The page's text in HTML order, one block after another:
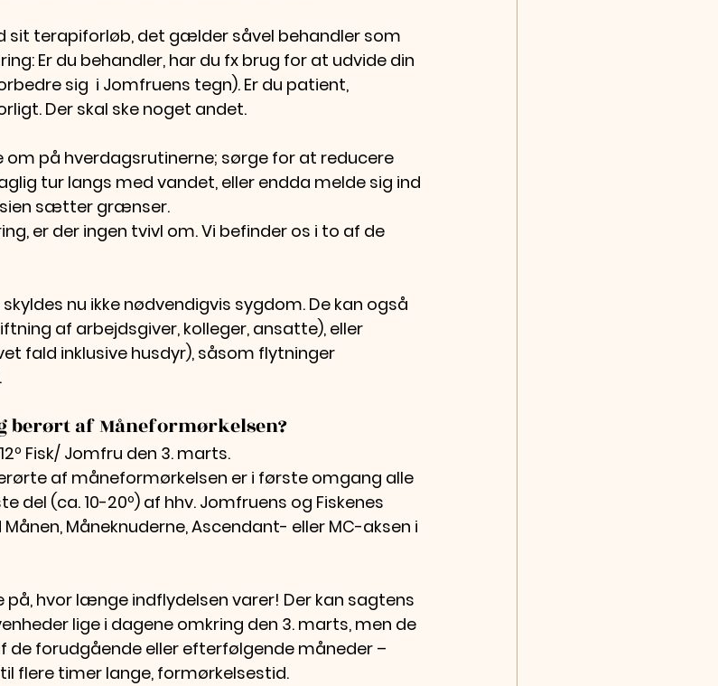
sit terapiforløb, det gælder såvel behandler som
Er du behandler, har du fx brug for at udvide din
sig  i Jomfruens tegn). Er du patient,
Der skal ske noget andet.
om på hverdagsrutinerne; sørge for at reducere
tur langs med vandet, eller endda melde sig ind
sætter grænser.
er der ingen tvivl om. Vi befinder os i to af de
nu ikke nødvendigvis sygdom. De kan også
af arbejdsgiver, kolleger, ansatte), eller
fald inklusive husdyr), såsom flytninger
berørt af Måneformørkelsen?
Fisk/ Jomfru den 3. marts.
af måneformørkelsen er i første omgang alle
del (ca. 10-20º) af hhv. Jomfruens og Fiskenes
Måneknuderne, Ascendant- eller MC-aksen i
hvor længe indflydelsen varer! Der kan sagtens
lige i dagene omkring den 3. marts, men de
de forudgående eller efterfølgende måneder –
flere timer lange, formørkelsestid.